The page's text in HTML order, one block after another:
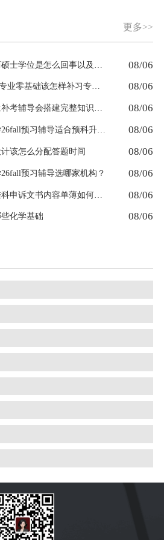
更多>>
08/06
皇后大学ECON1001跨专业零基础该怎样补习专业课 08/06
约克大学心理学留学生补考辅导会搭建完整知识体系框架吗 08/06
阿伯丁大学能源地质学26fall预习辅导适合预科升本科吗 08/06
该怎么分配答题时间 08/06
预习辅导选哪家机构？ 08/06
纽卡斯尔大学留学生挂科申诉文书内容单薄如何充实材料 08/06
化学基础 08/06